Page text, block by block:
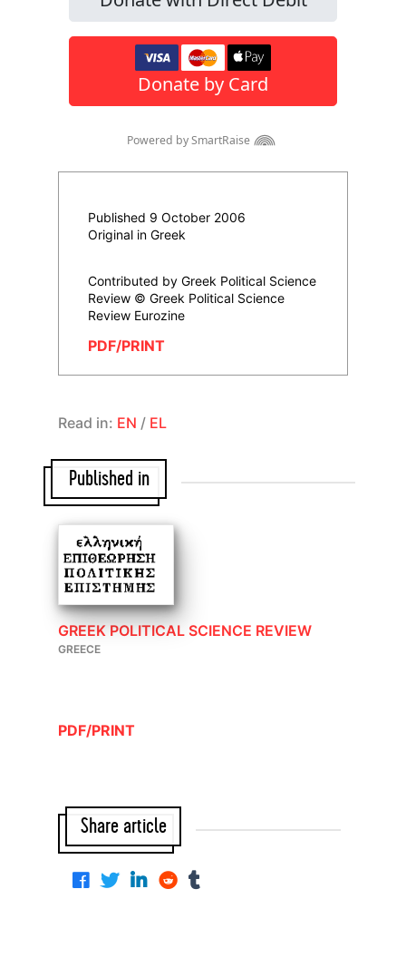
Published 9 October 2006
Original in Greek
Contributed by Greek Political Science
Review © Greek Political Science
Review Eurozine
PDF/PRINT
Read in: EN / EL
Published in
GREEK POLITICAL SCIENCE REVIEW
GREECE
PDF/PRINT
Share article